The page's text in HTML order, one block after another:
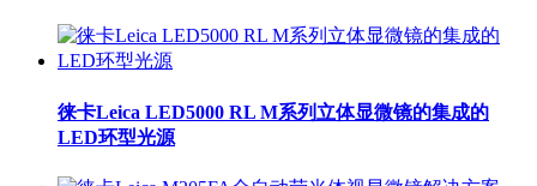
徕卡Leica LED5000 RL M系列立体显微镜的集成的
LED环型光源